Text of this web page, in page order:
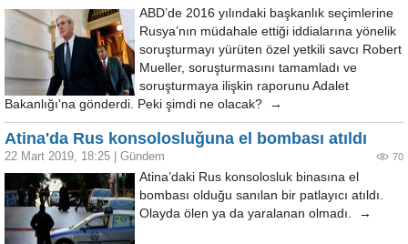
ABD’de 2016 yılındaki başkanlık seçimlerine
Rusya’nın müdahale ettiği iddialarına yönelik
soruşturmayı yürüten özel yetkili savcı Robert
Mueller, soruşturmasını tamamladı ve
soruşturmaya ilişkin raporunu Adalet
Bakanlığı'na gönderdi. Peki şimdi ne olacak? →
Atina'da Rus konsolosluğuna el bombası atıldı
22 Mart 2019, 18:25 Gündem 70
Atina’daki Rus konsolosluk binasına el
bombası olduğu sanılan bir patlayıcı atıldı.
Olayda ölen ya da yaralanan olmadı. →